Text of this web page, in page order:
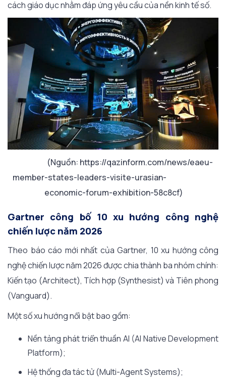
cách giáo dục nhằm đáp ứng yêu cầu của nền kinh tế số.
(Nguồn: https://qazinform.com/news/eaeu-
member-states-leaders-visite-urasian-
economic-forum-exhibition-58c8cf)
Gartner công bố 10 xu hướng công nghệ
chiến lược năm 2026
Theo báo cáo mới nhất của Gartner, 10 xu hướng công
nghệ chiến lược năm 2026 được chia thành ba nhóm chính:
Kiến tạo (Architect), Tích hợp (Synthesist) và Tiên phong
(Vanguard).
Một số xu hướng nổi bật bao gồm:
Nền tảng phát triển thuần AI (AI Native Development
Platform);
Hệ thống đa tác tử (Multi-Agent Systems);